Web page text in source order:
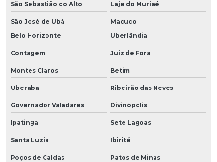
São Sebastião do Alto Laje do Muriaé
São José de Ubá
Macuco
Belo Horizonte
Uberlândia
Contagem Juiz de Fora
Montes Claros Betim
Uberaba Ribeirão das Neves
Governador Valadares Divinópolis
Ipatinga Sete Lagoas
Santa Luzia Ibirité
Poços de Caldas Patos de Minas